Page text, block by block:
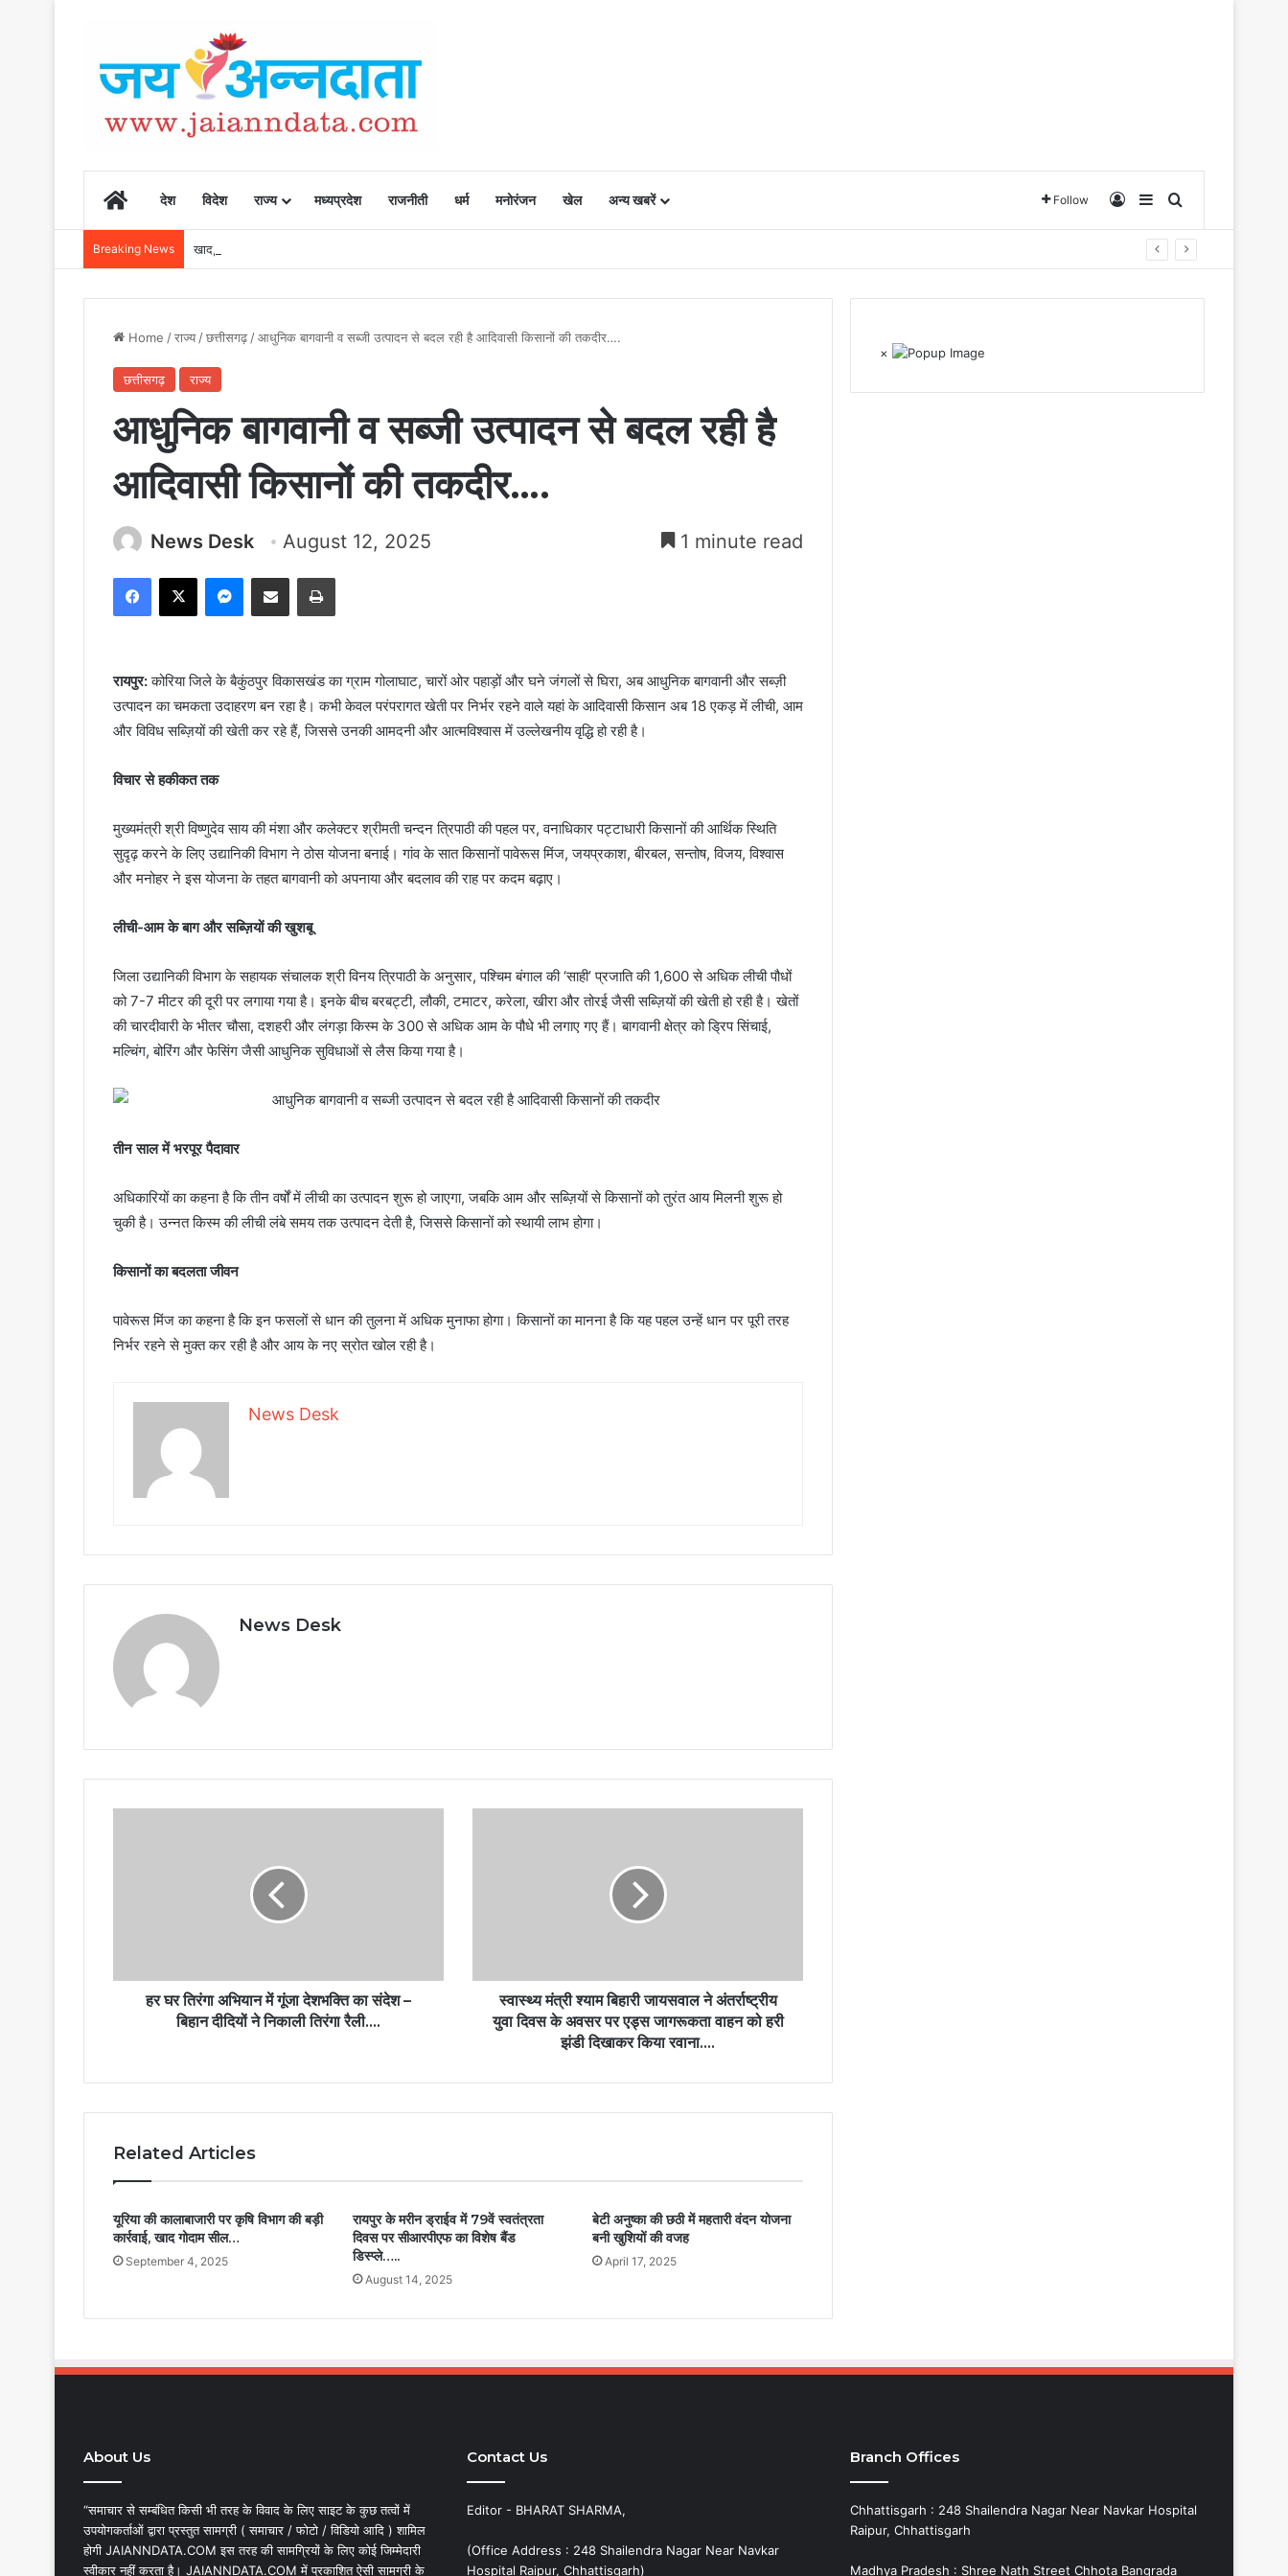
Homeदेश विदेश राज्य मध्यप्रदेश राजनीती धर्म मनोरंजन खेल अन्य खबरें Follow Log InSidebarSearch for
Breaking News खाद, बीज और उर्वरकों की समय पर उपलब्धता से किसानों में उत्साह, नैनो डीएपी और नैनो यूरिया बने किसानों के भरोसेमंद कृषि साथी…..
Home /राज्य/छत्तीसगढ़/आधुनिक बागवानी व सब्जी उत्पादन से बदल रही है आदिवासी किसानों की तकदीर….
छत्तीसगढ़ राज्य
आधुनिक बागवानी व सब्जी उत्पादन से बदल रही है
आदिवासी किसानों की तकदीर….
News Desk August 12, 2025 1 minute read
Facebook
X Messenger
Share via Email Print
रायपुर:कोरिया जिले के बैकुंठपुर विकासखंड का ग्राम गोलाघाट, चारों ओर पहाड़ों और घने जंगलों से घिरा, अब आधुनिक बागवानी और सब्ज़ी
उत्पादन का चमकता उदाहरण बन रहा है। कभी केवल परंपरागत खेती पर निर्भर रहने वाले यहां के आदिवासी किसान अब 18 एकड़ में लीची, आम
और विविध सब्ज़ियों की खेती कर रहे हैं, जिससे उनकी आमदनी और आत्मविश्वास में उल्लेखनीय वृद्धि हो रही है।
विचार से हकीकत तक
मुख्यमंत्री श्री विष्णुदेव साय की मंशा और कलेक्टर श्रीमती चन्दन त्रिपाठी की पहल पर, वनाधिकार पट्टाधारी किसानों की आर्थिक स्थिति
सुदृढ़ करने के लिए उद्यानिकी विभाग ने ठोस योजना बनाई। गांव के सात किसानों पावेरूस मिंज, जयप्रकाश, बीरबल, सन्तोष, विजय, विश्वास
और मनोहर ने इस योजना के तहत बागवानी को अपनाया और बदलाव की राह पर कदम बढ़ाए।
लीची-आम के बाग और सब्ज़ियों की खुशबू
जिला उद्यानिकी विभाग के सहायक संचालक श्री विनय त्रिपाठी के अनुसार, पश्चिम बंगाल की ‘साही’ प्रजाति की 1,600 से अधिक लीची पौधों
को 7-7 मीटर की दूरी पर लगाया गया है। इनके बीच बरबट्टी, लौकी, टमाटर, करेला, खीरा और तोरई जैसी सब्ज़ियों की खेती हो रही है। खेतों
की चारदीवारी के भीतर चौसा, दशहरी और लंगड़ा किस्म के 300 से अधिक आम के पौधे भी लगाए गए हैं। बागवानी क्षेत्र को ड्रिप सिंचाई,
मल्चिंग, बोरिंग और फेसिंग जैसी आधुनिक सुविधाओं से लैस किया गया है।
तीन साल में भरपूर पैदावार
अधिकारियों का कहना है कि तीन वर्षों में लीची का उत्पादन शुरू हो जाएगा, जबकि आम और सब्ज़ियों से किसानों को तुरंत आय मिलनी शुरू हो
चुकी है। उन्नत किस्म की लीची लंबे समय तक उत्पादन देती है, जिससे किसानों को स्थायी लाभ होगा।
किसानों का बदलता जीवन
पावेरूस मिंज का कहना है कि इन फसलों से धान की तुलना में अधिक मुनाफा होगा। किसानों का मानना है कि यह पहल उन्हें धान पर पूरी तरह
निर्भर रहने से मुक्त कर रही है और आय के नए स्रोत खोल रही है।
News Desk
News Desk
हर घर तिरंगा अभियान में गूंजा देशभक्ति का संदेश –
बिहान दीदियों ने निकाली तिरंगा रैली….
स्वास्थ्य मंत्री श्याम बिहारी जायसवाल ने अंतर्राष्ट्रीय
युवा दिवस के अवसर पर एड्स जागरूकता वाहन को हरी
झंडी दिखाकर किया रवाना….
Related Articles
यूरिया की कालाबाजारी पर कृषि विभाग की बड़ी
कार्रवाई, खाद गोदाम सील…
September 4, 2025
रायपुर के मरीन ड्राईव में 79वें स्वतंत्रता
दिवस पर सीआरपीएफ का विशेष बैंड
डिस्प्ले…..
August 14, 2025
बेटी अनुष्का की छठी में महतारी वंदन योजना
बनी खुशियों की वजह
April 17, 2025
×
About Us
“समाचार से सम्बंधित किसी भी तरह के विवाद के लिए साइट के कुछ तत्वों में
उपयोगकर्ताओं द्वारा प्रस्तुत सामग्री ( समाचार / फोटो / विडियो आदि ) शामिल
होगी JAIANNDATA.COM इस तरह की सामग्रियों के लिए कोई जिम्मेदारी
स्वीकार नहीं करता है। JAIANNDATA.COM में प्रकाशित ऐसी सामग्री के
Contact Us
Editor - BHARAT SHARMA,
(Office Address : 248 Shailendra Nagar Near Navkar
Hospital Raipur, Chhattisgarh)
Branch Offices
Chhattisgarh : 248 Shailendra Nagar Near Navkar Hospital
Raipur, Chhattisgarh
Madhya Pradesh : Shree Nath Street Chhota Bangrada